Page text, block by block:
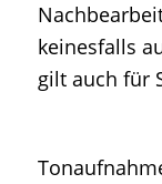
keinesfalls
gilt auch für